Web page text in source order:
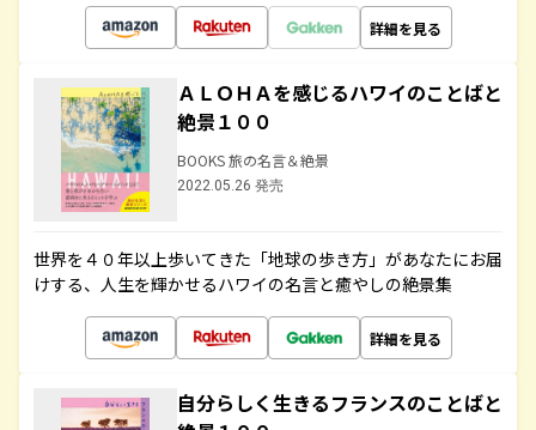
詳細を見る
ＡＬＯＨＡを感じるハワイのことばと
絶景１００
BOOKS 旅の名言＆絶景
2022.05.26 発売
世界を４０年以上歩いてきた「地球の歩き方」があなたにお届
けする、人生を輝かせるハワイの名言と癒やしの絶景集
詳細を見る
自分らしく生きるフランスのことばと